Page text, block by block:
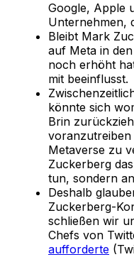
Google, Apple
Unternehmen,
Bleibt Mark
auf Meta in
noch erhöht
mit beeinflusst.
könnte sich
Brin
voranzutreiben
Metaverse zu
Zuckerberg
tun, sondern
Deshalb
Zuckerberg-
schließen wir
Chefs von
aufforderte